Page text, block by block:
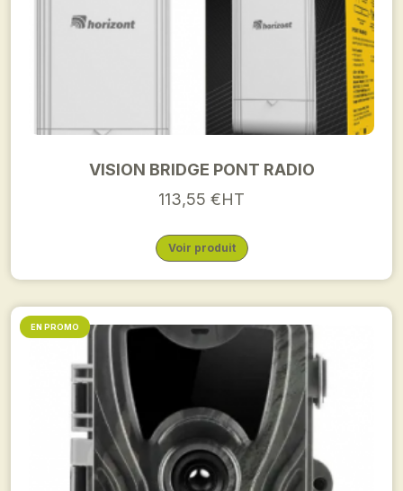
VISION BRIDGE PONT RADIO
113,55 €HT
Voir produit
EN PROMO